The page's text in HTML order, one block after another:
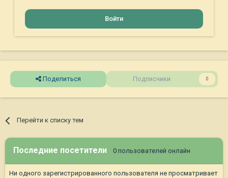
Войти
Поделиться Подписчики 0
Перейти к списку тем
Последние посетители 0 пользователей онлайн
Ни одного зарегистрированного пользователя не просматривает